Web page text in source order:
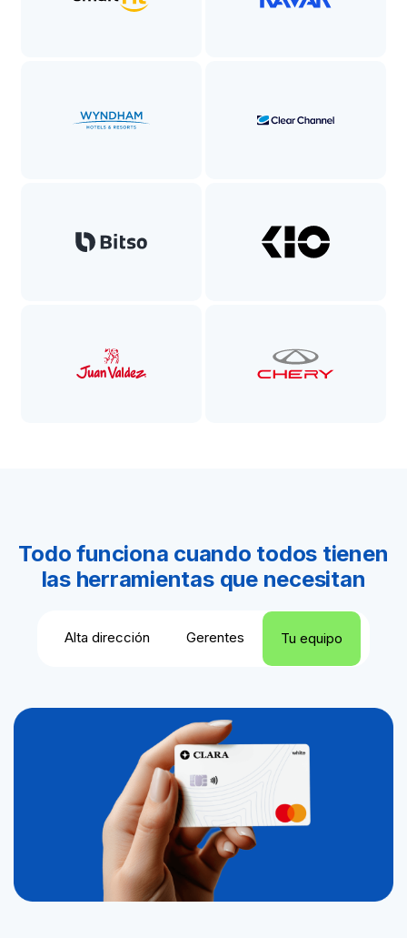
Todo funciona cuando todos tienen
las herramientas que necesitan
Alta dirección Gerentes Tu equipo